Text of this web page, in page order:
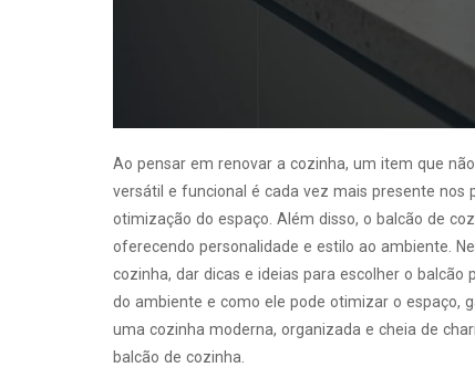
Ao pensar em renovar a cozinha, um item que
versátil e funcional é cada vez mais presente
otimização do espaço. Além disso, o balcão de
oferecendo personalidade e estilo ao ambiente.
cozinha, dar dicas e ideias para escolher o
do ambiente e como ele pode otimizar o espaço,
uma cozinha moderna, organizada e cheia de
balcão de cozinha.